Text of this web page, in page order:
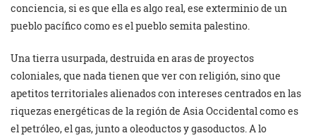
conciencia, si es que ella es algo real, ese exterminio de un
pueblo pacífico como es el pueblo semita palestino.
Una tierra usurpada, destruida en aras de proyectos
coloniales, que nada tienen que ver con religión, sino que
apetitos territoriales alienados con intereses centrados en las
riquezas energéticas de la región de Asia Occidental como es
el petróleo, el gas, junto a oleoductos y gasoductos. A lo